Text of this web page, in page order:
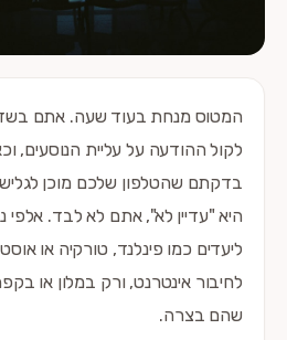
המטוס מנחת בעוד שעה. אתם
לקול ההודעה על עליית הנוסעים,
בדקתם שהטלפון שלכם מוכן
היא "עדיין לא", אתם לא לבד. אלפי
ליעדים כמו פינלנד, טורקיה או
לחיבור אינטרנט, ורק במלון או
שהם בצרה.